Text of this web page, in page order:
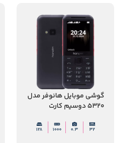
گوشی موبایل هانوفر مدل
5320 دوسیم کارت
32
0.3
1000
128